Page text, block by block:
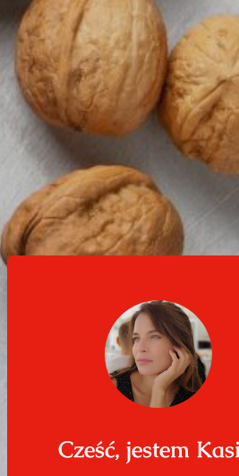
Cześć, jestem